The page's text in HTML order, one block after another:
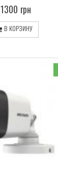
1300 грн
В КОРЗИНУ